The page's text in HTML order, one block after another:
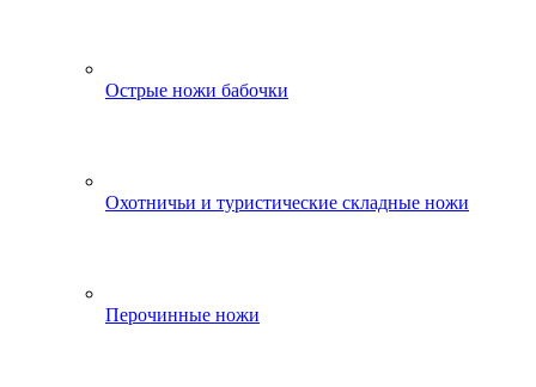
Острые ножи бабочки
Охотничьи и туристические складные ножи
Перочинные ножи